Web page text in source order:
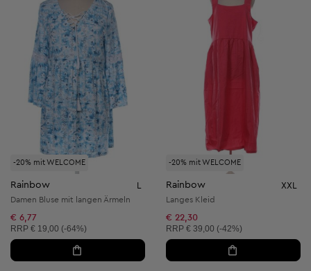
-20% mit WELCOME
Rainbow
Damen Bluse mit langen Ärmeln
€ 6,77
Unverbindliche Preisempfehlung:
RRP € 19,00 (-64%)
-20% mit WELCOME
Rainbow XXL
Langes Kleid
€ 22,30
Unverbindliche Preisempfehlung:
RRP € 39,00 (-42%)